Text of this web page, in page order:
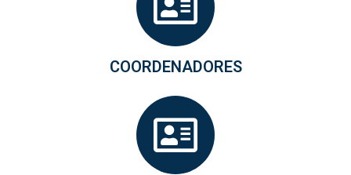
COORDENADORES